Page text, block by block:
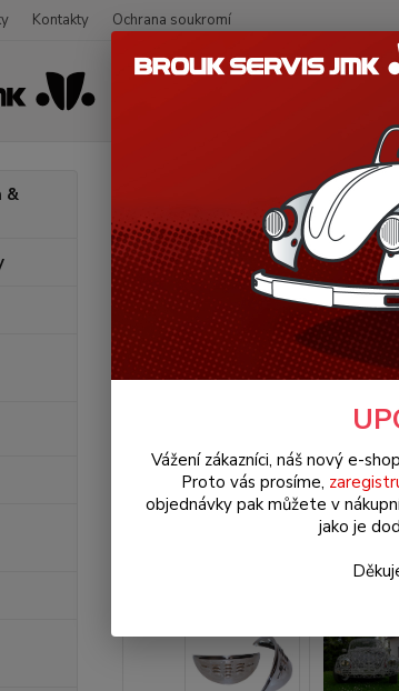
Kontakty Ochrana soukromí
&
VW Brouk Typ 1 (1938 » 03)
Kšilty
Vážení zákazníci, náš nový e-
Proto vás prosíme,
objednávky pak můžete v
jako je